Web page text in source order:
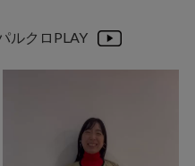
ルクロPLAY